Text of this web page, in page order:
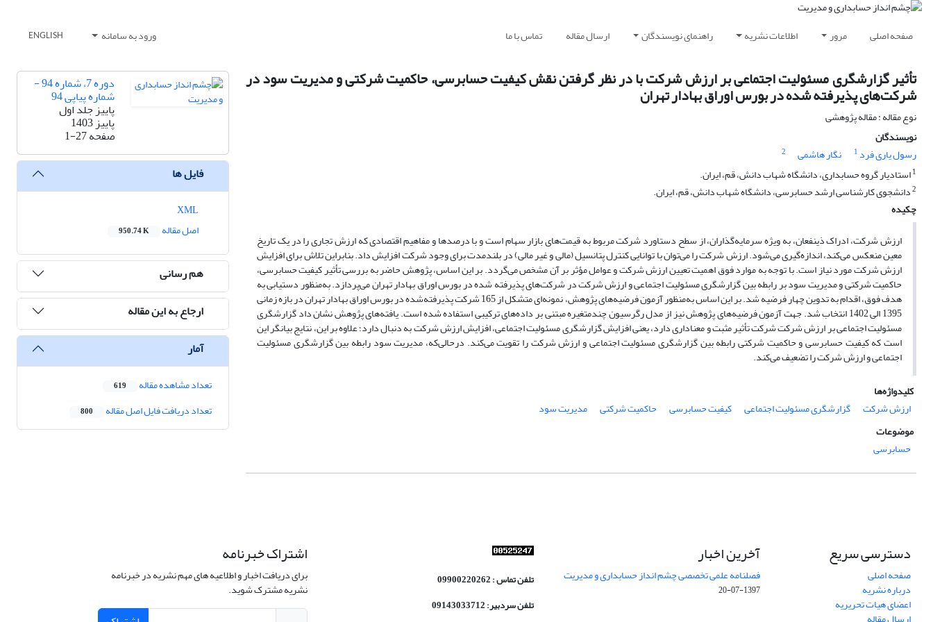
صفحه اصلی مرور اطلاعات نشریه راهنمای نویسندگان ارسال مقاله تماس با ما ورود به سامانه ENGLISH
تأثیر گزارشگری مسئولیت اجتماعی بر ارزش شرکت با در نظر گرفتن نقش کیفیت حسابرسی، حاکمیت شرکتی و مدیریت سود در
شرکت‌های پذیرفته شده در بورس اوراق بهادار تهران
نوع مقاله : مقاله پژوهشی
نویسندگان
رسول یاری فرد 1 نگار هاشمی
2
1استادیار گروه حسابداری، دانشگاه شهاب دانش، قم، ایران.
2دانشجوی کارشناسی ارشد حسابرسی، دانشگاه شهاب دانش، قم، ایران.
چکیده
ارزش شرکت، ادراک ذینفعان، به ویژه سرمایه‌گذاران، از سطح دستاورد شرکت مربوط به قیمت‌های بازار سهام است و با درصدها و مفاهیم اقتصادی که ارزش تجاری را در یک تاریخ
معین منعکس می‌کند، اندازه‌گیری می‌شود. ارزش شرکت را می‌توان با توانایی کنترل پتانسیل (مالی و غیر مالی) در بلندمدت برای وجود شرکت افزایش داد. بنابراین تلاش برای افزایش
ارزش شرکت مورد نیاز است. با توجه به موارد فوق اهمیت تعیین ارزش شرکت و عوامل مؤثر بر آن مشخص می‌گردد. بر این اساس، پژوهش حاضر به بررسی تأثیر کیفیت حسابرسی،
حاکمیت شرکتی و مدیریت سود بر رابطه بین گزارشگری مسئولیت اجتماعی و ارزش شرکت در شرکت‌های پذیرفته شده در بورس اوراق بهادار تهران می‌پردازد. به‌منظور دستیابی به
هدف فوق، اقدام به تدوین چهار فرضیه شد. بر این اساس به‌منظور آزمون فرضیه‌های پژوهش، نمونه‌ای متشکل از 165 شرکت پذیرفته‌شده در بورس اوراق بهادار تهران در بازه زمانی
1395 الی 1402 انتخاب شد. جهت آزمون فرضیه‌های پژوهش نیز از مدل رگرسیون چندمتغیره مبتنی بر داده‌های ترکیبی استفاده شده است. یافته‌های پژوهش نشان داد گزارشگری
مسئولیت اجتماعی بر ارزش شرکت شرکت تأثیر مثبت و معناداری دارد، یعنی افزایش گزارشگری مسئولیت اجتماعی، افزایش ارزش شرکت به دنبال دارد؛ علاوه بر این، نتایج بیانگر این
است که کیفیت حسابرسی و حاکمیت شرکتی رابطه بین گزارشگری مسئولیت اجتماعی و ارزش شرکت را تقویت می‌کند. درحالی‌که، مدیریت سود رابطه بین گزارشگری مسئولیت
اجتماعی و ارزش شرکت را تضعیف می‌کند.
کلیدواژه‌ها
ارزش شرکت
گزارشگری مسئولیت اجتماعی کیفیت حسابرسی حاکمیت شرکتی
مدیریت سود
موضوعات
حسابرسی
دوره 7، شماره 94 -
شماره پیاپی 94
پاییز جلد اول
پاییز 1403
صفحه1-27
فایل ها
اصل مقاله
950.74 K
هم رسانی
ارجاع به این مقاله
آمار
تعداد مشاهده مقاله 619
تعداد دریافت فایل اصل مقاله 800
دسترسی سریع
صفحه اصلی
درباره نشریه
اعضای هیات تحریریه
آخرین اخبار
فصلنامه علمی تخصصی چشم انداز حسابداری و مدیریت
1397-07-20
تلفن تماس : 09900220262
تلفن سردبیر: 09143033712
اشتراک خبرنامه
برای دریافت اخبار و اطلاعیه های مهم نشریه در خبرنامه
نشریه مشترک شوید.